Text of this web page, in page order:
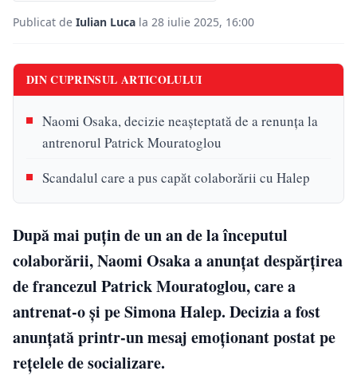
Publicat de Iulian Luca la 28 iulie 2025, 16:00
DIN CUPRINSUL ARTICOLULUI
Naomi Osaka, decizie neașteptată de a renunța la
antrenorul Patrick Mouratoglou
Scandalul care a pus capăt colaborării cu Halep
După mai puțin de un an de la începutul
colaborării, Naomi Osaka a anunțat despărțirea
de francezul Patrick Mouratoglou, care a
antrenat-o și pe Simona Halep. Decizia a fost
anunțată printr-un mesaj emoționant postat pe
rețelele de socializare.